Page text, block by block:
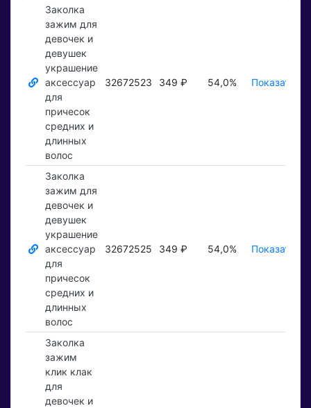
Заколка
зажим для
девочек и
девушек
украшение
аксессуар
для
причесок
средних и
длинных
волос
32672523 349 ₽ 54,0% Показать ₽
Заколка
зажим для
девочек и
девушек
украшение
аксессуар
для
причесок
средних и
длинных
волос
32672525 349 ₽ 54,0% Показать ₽
Заколка
зажим
клик клак
для
девочек и